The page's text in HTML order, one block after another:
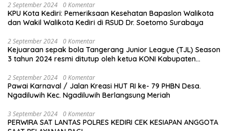
2 September 2024 0 Komentar
KPU Kota Kediri: Pemeriksaan Kesehatan Bapaslon Walikota
dan Wakil Walikota Kediri di RSUD Dr. Soetomo Surabaya
2 September 2024 0 Komentar
Kejuaraan sepak bola Tangerang Junior League (TJL) Season
3 tahun 2024 resmi ditutup oleh ketua KONI Kabupaten
2 September 2024 0 Komentar
Pawai Karnaval / Jalan Kreasi HUT RI ke- 79 PHBN Desa.
Ngadiluwih Kec. Ngadiluwih Berlangsung Meriah
3 September 2024 0 Komentar
PERWIRA SAT LANTAS POLRES KEDIRI CEK KESIAPAN ANGGOTA